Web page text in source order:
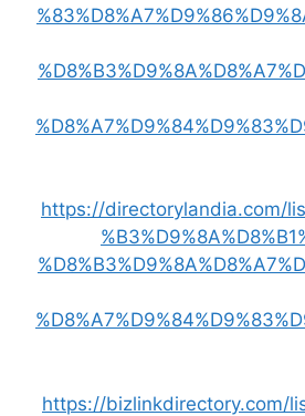
https://directorylandia.com/
https://bizlinkdirectory.com/